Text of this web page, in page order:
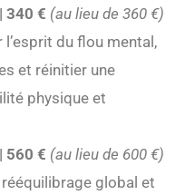
340 € (au lieu de 360 €)
du flou mental,
et réinitier une
physique et
560 € (au lieu de 600 €)
global et